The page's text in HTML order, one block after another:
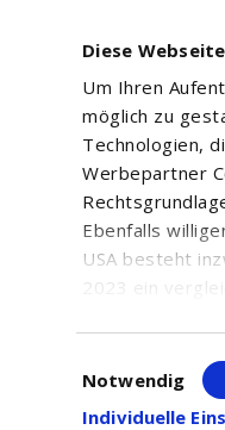
Diese
Um Ihren
möglich zu
Technologien,
Werbepartner
Ebenfalls
USA besteht
2023 ein
in den USA,
Einwilligung
Notwendig
Individuelle